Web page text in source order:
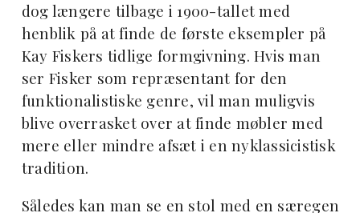
dog længere tilbage i 1900-tallet med
henblik på at finde de første eksempler på
Kay Fiskers tidlige formgivning. Hvis man
ser Fisker som repræsentant for den
funktionalistiske genre, vil man muligvis
blive overrasket over at finde møbler med
mere eller mindre afsæt i en nyklassicistisk
tradition.
Således kan man se en stol med en særegen